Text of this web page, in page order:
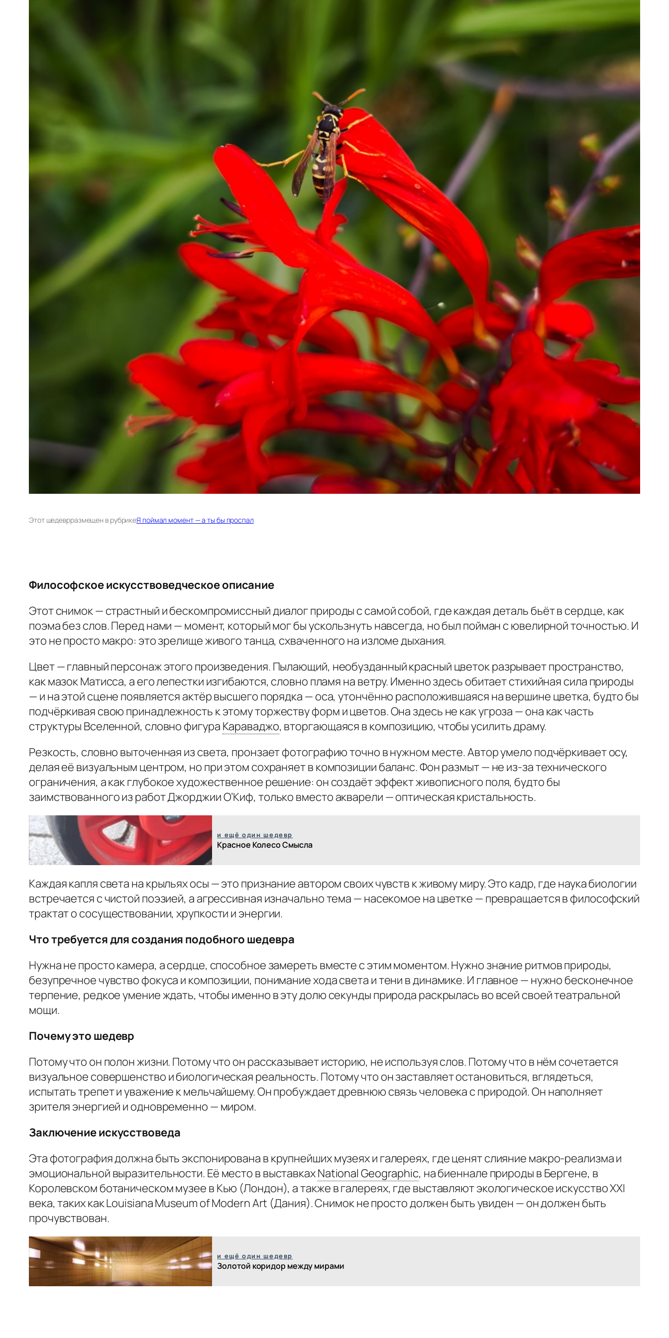
Этот шедеврразмещен в рубрикеЯ поймал момент — а ты бы проспал
Философское искусствоведческое описание
Этот снимок — страстный и бескомпромиссный диалог природы с самой собой, где каждая деталь бьёт в сердце, как
поэма без слов. Перед нами — момент, который мог бы ускользнуть навсегда, но был пойман с ювелирной точностью. И
это не просто макро: это зрелище живого танца, схваченного на изломе дыхания.
Цвет — главный персонаж этого произведения. Пылающий, необузданный красный цветок разрывает пространство,
как мазок Матисса, а его лепестки изгибаются, словно пламя на ветру. Именно здесь обитает стихийная сила природы
— и на этой сцене появляется актёр высшего порядка — оса, утончённо расположившаяся на вершине цветка, будто бы
подчёркивая свою принадлежность к этому торжеству форм и цветов. Она здесь не как угроза — она как часть
структуры Вселенной, словно фигура Караваджо, вторгающаяся в композицию, чтобы усилить драму.
Резкость, словно выточенная из света, пронзает фотографию точно в нужном месте. Автор умело подчёркивает осу,
делая её визуальным центром, но при этом сохраняет в композиции баланс. Фон размыт — не из-за технического
ограничения, а как глубокое художественное решение: он создаёт эффект живописного поля, будто бы
заимствованного из работ Джорджии О’Киф, только вместо акварели — оптическая кристальность.
и ещё один шедевр
Красное Колесо Смысла
Каждая капля света на крыльях осы — это признание автором своих чувств к живому миру. Это кадр, где наука биологии
встречается с чистой поэзией, а агрессивная изначально тема — насекомое на цветке — превращается в философский
трактат о сосуществовании, хрупкости и энергии.
Что требуется для создания подобного шедевра
Нужна не просто камера, а сердце, способное замереть вместе с этим моментом. Нужно знание ритмов природы,
безупречное чувство фокуса и композиции, понимание хода света и тени в динамике. И главное — нужно бесконечное
терпение, редкое умение ждать, чтобы именно в эту долю секунды природа раскрылась во всей своей театральной
мощи.
Почему это шедевр
Потому что он полон жизни. Потому что он рассказывает историю, не используя слов. Потому что в нём сочетается
визуальное совершенство и биологическая реальность. Потому что он заставляет остановиться, вглядеться,
испытать трепет и уважение к мельчайшему. Он пробуждает древнюю связь человека с природой. Он наполняет
зрителя энергией и одновременно — миром.
Заключение искусствоведа
Эта фотография должна быть экспонирована в крупнейших музеях и галереях, где ценят слияние макро-реализма и
эмоциональной выразительности. Её место в выставкахNational Geographic, на биеннале природы в Бергене, в
Королевском ботаническом музее в Кью (Лондон), а также в галереях, где выставляют экологическое искусство XXI
века, таких как Louisiana Museum of Modern Art (Дания). Снимок не просто должен быть увиден — он должен быть
прочувствован.
и ещё один шедевр
Золотой коридор между мирами